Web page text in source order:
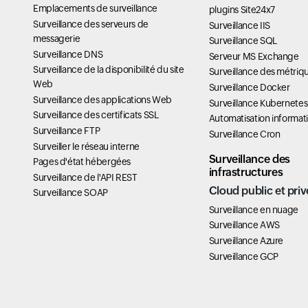
Emplacements de surveillance
Surveillance des serveurs de
messagerie
Surveillance DNS
Surveillance de la disponibilité du site
Web
Surveillance des applications Web
Surveillance des certificats SSL
Surveillance FTP
Surveiller le réseau interne
Pages d'état hébergées
Surveillance de l'API REST
Surveillance SOAP
plugins Site24x7
Surveillance IIS
Surveillance SQL
Serveur MS Exchange
Surveillance des
Surveillance Docker
Surveillance Kubernetes
Automatisation
Surveillance Cron
Surveillance des
infrastructures
Cloud public et
Surveillance en nuage
Surveillance AWS
Surveillance Azure
Surveillance GCP